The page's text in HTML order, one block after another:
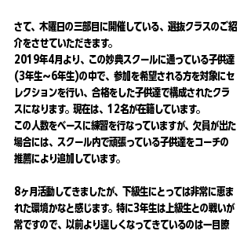
さて、木曜日の三部目に開催している、選抜クラスのご紹
介をさせていただきます。
2019年4月より、この妙典スクールに通っている子供達
(3年生〜6年生)の中で、参加を希望される方を対象にセ
レクションを行い、合格をした子供達で構成されたクラ
スになります。現在は、12名が在籍しています。
この人数をベースに練習を行なっていますが、欠員が出た
場合には、スクール内で頑張っている子供達をコーチの
推薦により追加しています。
8ヶ月活動してきましたが、下級生にとっては非常に恵ま
れた環境かなと感じます。特に3年生は上級生との戦いが
常ですので、以前より逞しくなってきているのは一目瞭